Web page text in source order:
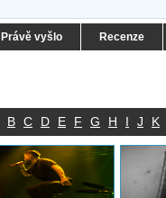
Právě vyšlo Recenze
B C D E F G H I J K